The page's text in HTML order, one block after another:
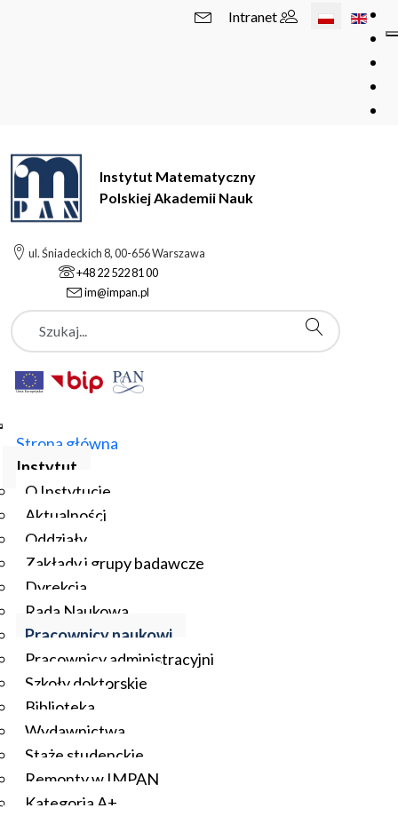
Wybierz swój
Intranet
Instytut Matematyczny
Polskiej Akademii Nauk
ul. Śniadeckich 8, 00-656 Warszawa
+48 22 522 81 00
im@impan.pl
Szukaj
Strona główna
Instytut
O Instytucie
Aktualności
Oddziały
Zakłady i grupy badawcze
Dyrekcja
Rada Naukowa
Pracownicy naukowi
Pracownicy administracyjni
Szkoły doktorskie
Biblioteka
Wydawnictwa
Staże studenckie
Remonty w IMPAN
Kategoria A+